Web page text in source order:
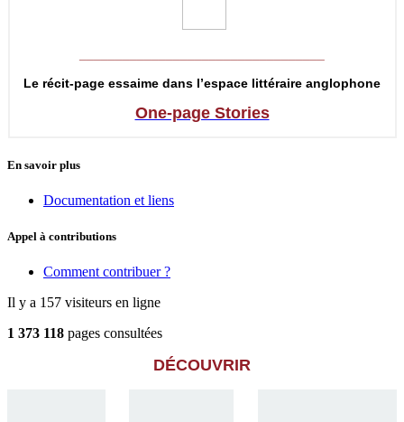
Le récit-page essaime dans l’espace littéraire anglophone
One-page Stories
En savoir plus
Documentation et liens
Appel à contributions
Comment contribuer ?
Il y a 157 visiteurs en ligne
1 373 118 pages consultées
DÉCOUVRIR